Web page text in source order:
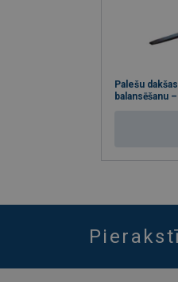
Palešu
balansēšanu